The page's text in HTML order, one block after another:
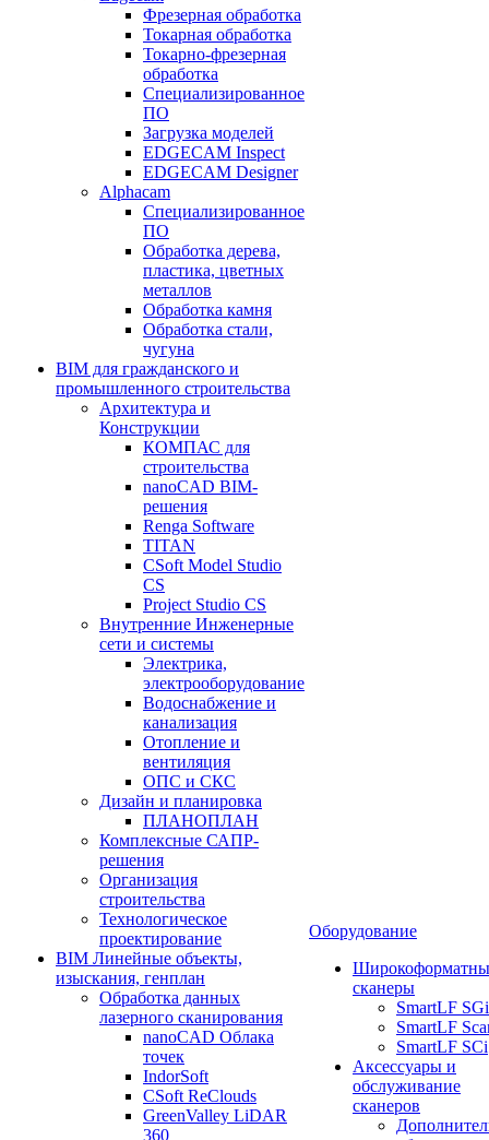
Фрезерная обработка
Токарная обработка
Токарно-фрезерная
обработка
Специализированное
ПО
Загрузка моделей
EDGECAM Inspect
EDGECAM Designer
Alphacam
Специализированное
ПО
Обработка дерева,
пластика, цветных
металлов
Обработка камня
Обработка стали,
чугуна
BIM для гражданского и
промышленного строительства
Архитектура и
Конструкции
КОМПАС для
строительства
nanoCAD BIM-
решения
Renga Software
TITAN
CSoft Model Studio
CS
Project Studio CS
Внутренние Инженерные
сети и системы
Электрика,
электрооборудование
Водоснабжение и
канализация
Отопление и
вентиляция
ОПС и СКС
Дизайн и планировка
ПЛАНОПЛАН
Комплексные САПР-
решения
Организация
строительства
Технологическое
проектирование
BIM Линейные объекты,
изыскания, генплан
Обработка данных
лазерного сканирования
nanoCAD Облака
точек
IndorSoft
CSoft ReClouds
GreenValley LiDAR
360
Оборудование
сканеры
SmartLF SGi
SmartLF
SmartLF SCi
Аксессуары и
обслуживание
сканеров